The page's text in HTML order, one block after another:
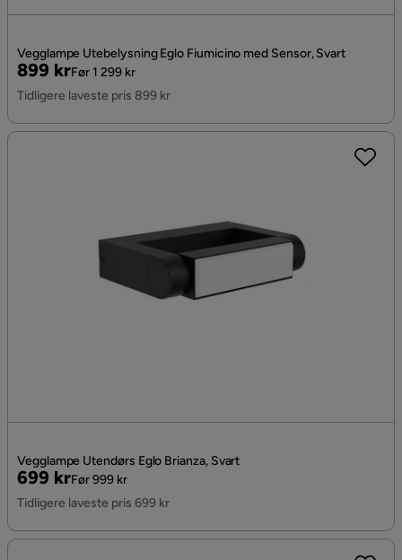
Vegglampe Utebelysning Eglo Fiumicino med Sensor, Svart
Pris
899 kr
Original
Pris
Før 1 299 kr
Tidligere laveste pris 899 kr
Vegglampe Utendørs Eglo Brianza, Svart
Pris
699 kr
Original
Pris
Før 999 kr
Tidligere laveste pris 699 kr